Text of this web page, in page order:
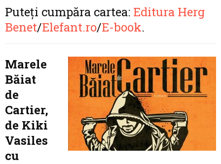
Puteți cumpăra cartea: Editura Herg
Benet/Elefant.ro/E-book.
Marele
Băiat
de
Cartier,
de Kiki
Vasiles
cu